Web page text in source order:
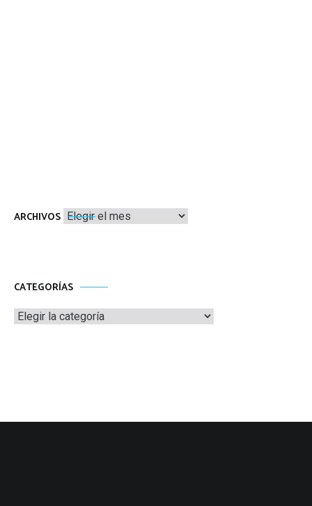
ARCHIVOS Archivos
CATEGORÍAS
Categorías